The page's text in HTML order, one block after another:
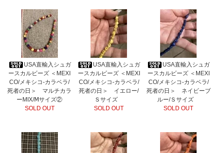
USA直輸入シュガ
ースカルビーズ ＜MEXI
CO/メキシコ-カラベラ/
死者の日＞ マルチカラ
ーMIX/Ⅿサイズ②
SOLD OUT
USA直輸入シュガ
ースカルビーズ ＜MEXI
CO/メキシコ-カラベラ/
死者の日＞ イエロー/
Ｓサイズ
SOLD OUT
USA直輸入シュガ
ースカルビーズ ＜MEXI
CO/メキシコ-カラベラ/
死者の日＞ ネイビーブ
ルー/Ｓサイズ
SOLD OUT